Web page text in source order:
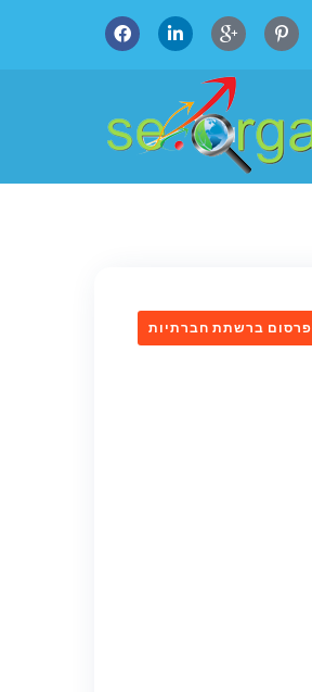
פרסום ברשתת חברתיות